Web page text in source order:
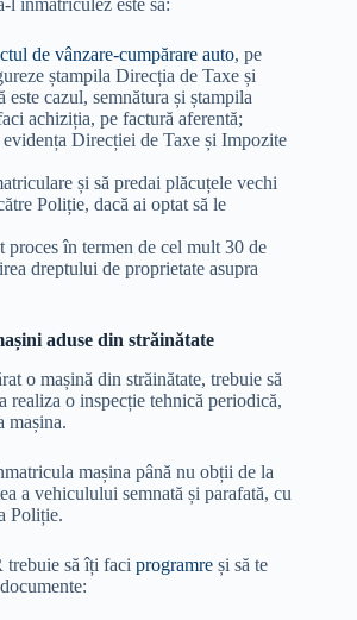
l înmatriculez este să:
de vânzare-cumpărare auto, pe
ștampila Direcția de Taxe și
este cazul, semnătura și ștampila
achiziția, pe factură aferentă;
Direcției de Taxe și Impozite
și să predai plăcuțele vechi
Poliție, dacă ai optat să le
proces în termen de cel mult 30 de
dreptului de proprietate asupra
aduse din străinătate
o mașină din străinătate, trebuie să
realiza o inspecție tehnică periodică,
mașina.
mașina până nu obții de la
a vehiculului semnată și parafată, cu
Poliție.
trebuie să îți faci programre și să te